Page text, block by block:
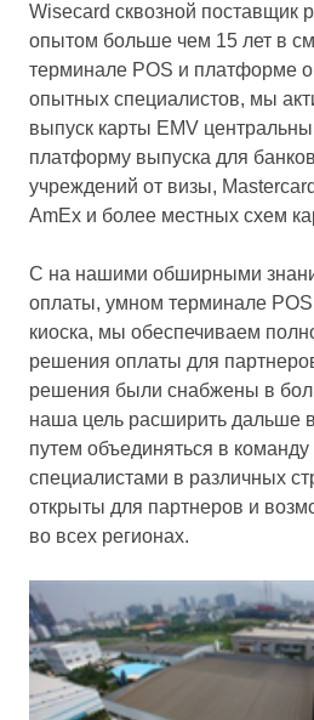
Wisecard сквозной поставщик
опытом больше чем 15 лет в
терминале POS и платформе
опытных специалистов, мы
выпуск карты EMV
платформу выпуска для
учреждений от визы,
AmEx и более местных схем
С на нашими обширными
оплаты, умном терминале
киоска, мы обеспечиваем
решения оплаты для
решения были снабжены в
наша цель расширить дальше
путем объединяться в команду
специалистами в различных
открыты для партнеров и
во всех регионах.